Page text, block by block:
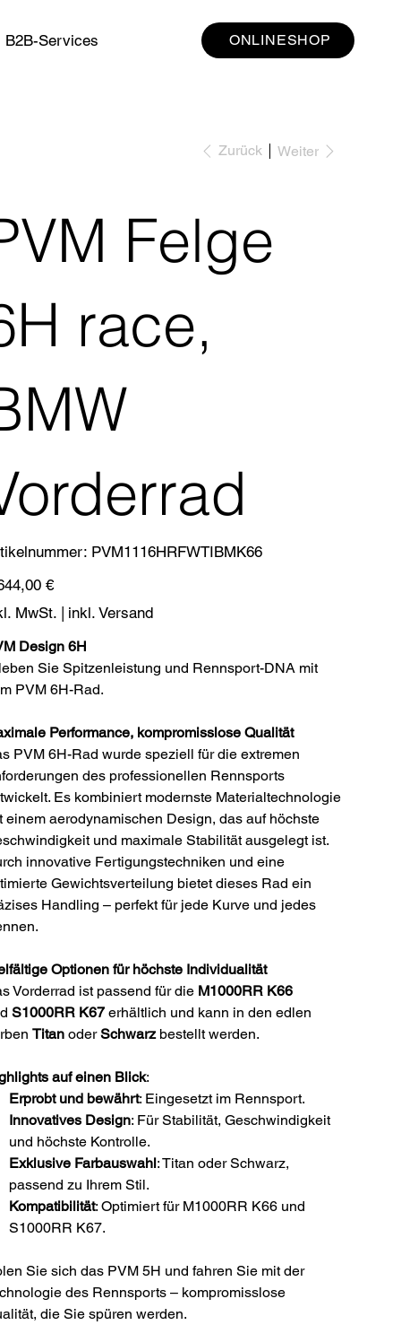
B2B-Services ONLINESHOP
Zurück Weiter
Felge
race,
Artikelnummer:
PVM1116HRFWTIBMK66
PVM1116HRFWTIBMK66
€
MwSt. | inkl. Versand
Design 6H
Sie Spitzenleistung und Rennsport-DNA mit
PVM 6H-Rad.
Performance, kompromisslose Qualität
PVM 6H-Rad wurde speziell für die extremen
des professionellen Rennsports
Es kombiniert modernste Materialtechnologie
einem aerodynamischen Design, das auf höchste
und maximale Stabilität ausgelegt ist.
innovative Fertigungstechniken und eine
Gewichtsverteilung bietet dieses Rad ein
Handling – perfekt für jede Kurve und jedes
Optionen für höchste Individualität
Vorderrad ist passend für die M1000RR K66
S1000RR K67 erhältlich und kann in den edlen
TitanoderSchwarzbestellt werden.
auf einen Blick:
Erprobt und bewährt: Eingesetzt im Rennsport.
Innovatives Design: Für Stabilität, Geschwindigkeit
und höchste Kontrolle.
Exklusive Farbauswahl: Titan oder Schwarz,
passend zu Ihrem Stil.
Kompatibilität: Optimiert für M1000RR K66 und
S1000RR K67.
Sie sich das PVM 5H und fahren Sie mit der
des Rennsports – kompromisslose
die Sie spüren werden.